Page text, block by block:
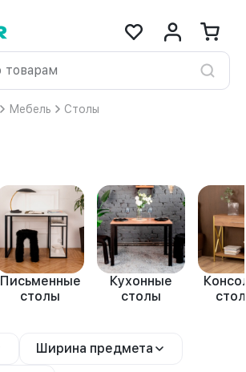
Мебель Столы
Письменные
столы
Кухонные
столы
Ширина предмета